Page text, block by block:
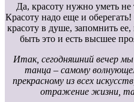
Да, красоту нужно уметь не
Красоту надо еще и
красоту в душе, запомнить
быть это и есть высшее
Итак, сегодняшний вечер
танца – самому
прекрасному из всех
отражение жизни,